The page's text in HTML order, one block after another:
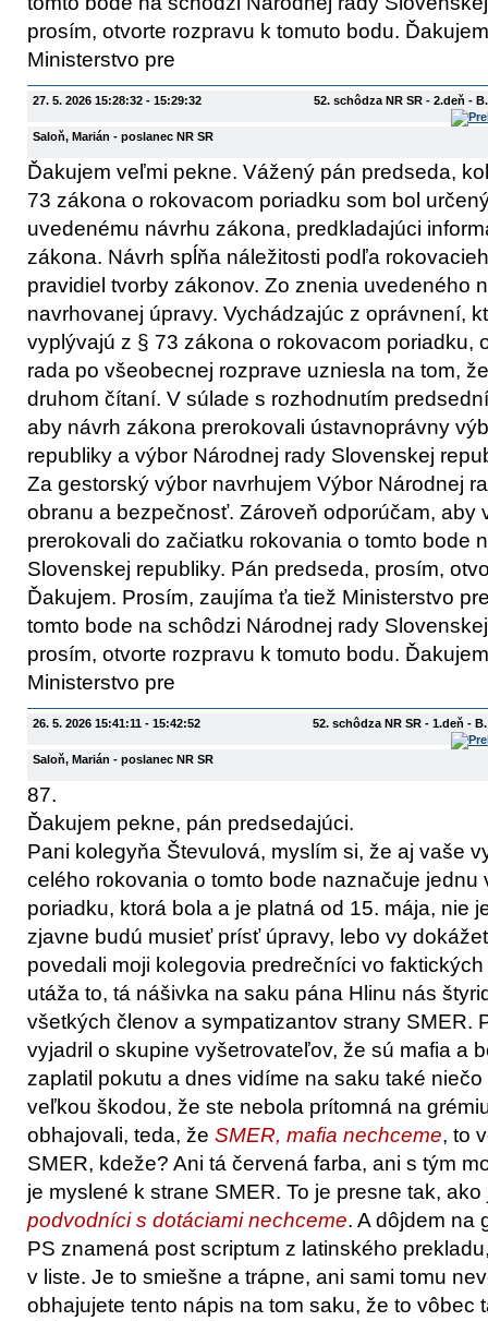
prosím, otvorte rozpravu k tomuto bodu.
Ministerstvo pre
27. 5. 2026 15:28:32 - 15:29:32 52. schôdza NR SR - 2.deň -
Saloň, Marián - poslanec NR SR
Ďakujem veľmi pekne. Vážený pán predseda,
73 zákona o rokovacom poriadku som bol
uvedenému návrhu zákona, predkladajúci
zákona. Návrh spĺňa náležitosti podľa
pravidiel tvorby zákonov. Zo znenia uvedeného
navrhovanej úpravy. Vychádzajúc z oprávnení,
vyplývajú z § 73 zákona o rokovacom poriadku,
rada po všeobecnej rozprave uzniesla na tom,
druhom čítaní. V súlade s rozhodnutím
aby návrh zákona prerokovali ústavnoprávny
republiky a výbor Národnej rady Slovenskej
Za gestorský výbor navrhujem Výbor Národnej
obranu a bezpečnosť. Zároveň odporúčam, aby
prerokovali do začiatku rokovania o tomto bode
Slovenskej republiky. Pán predseda, prosím,
Ďakujem. Prosím, zaujíma ťa tiež Ministerstvo
tomto bode na schôdzi Národnej rady
prosím, otvorte rozpravu k tomuto bodu.
Ministerstvo pre
26. 5. 2026 15:41:11 - 15:42:52 52. schôdza NR SR - 1.deň -
Saloň, Marián - poslanec NR SR
87.
Ďakujem pekne, pán predsedajúci.
Pani kolegyňa Števulová, myslím si, že aj vaše
celého rokovania o tomto bode naznačuje
poriadku, ktorá bola a je platná od 15. mája, nie
zjavne budú musieť prísť úpravy, lebo vy
povedali moji kolegovia predrečníci vo
utáža to, tá nášivka na saku pána Hlinu nás
všetkých členov a sympatizantov strany SMER.
vyjadril o skupine vyšetrovateľov, že sú mafia a
zaplatil pokutu a dnes vidíme na saku také
veľkou škodou, že ste nebola prítomná na
obhajovali, teda, že SMER, mafia nechceme, to
SMER, kdeže? Ani tá červená farba, ani s tým
je myslené k strane SMER. To je presne tak,
podvodníci s dotáciami nechceme. A dôjdem na
PS znamená post scriptum z latinského
v liste. Je to smiešne a trápne, ani sami tomu
obhajujete tento nápis na tom saku, že to vôbec